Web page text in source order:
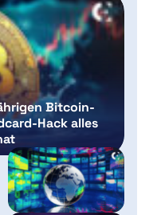
Bitcoin-
Hack alles